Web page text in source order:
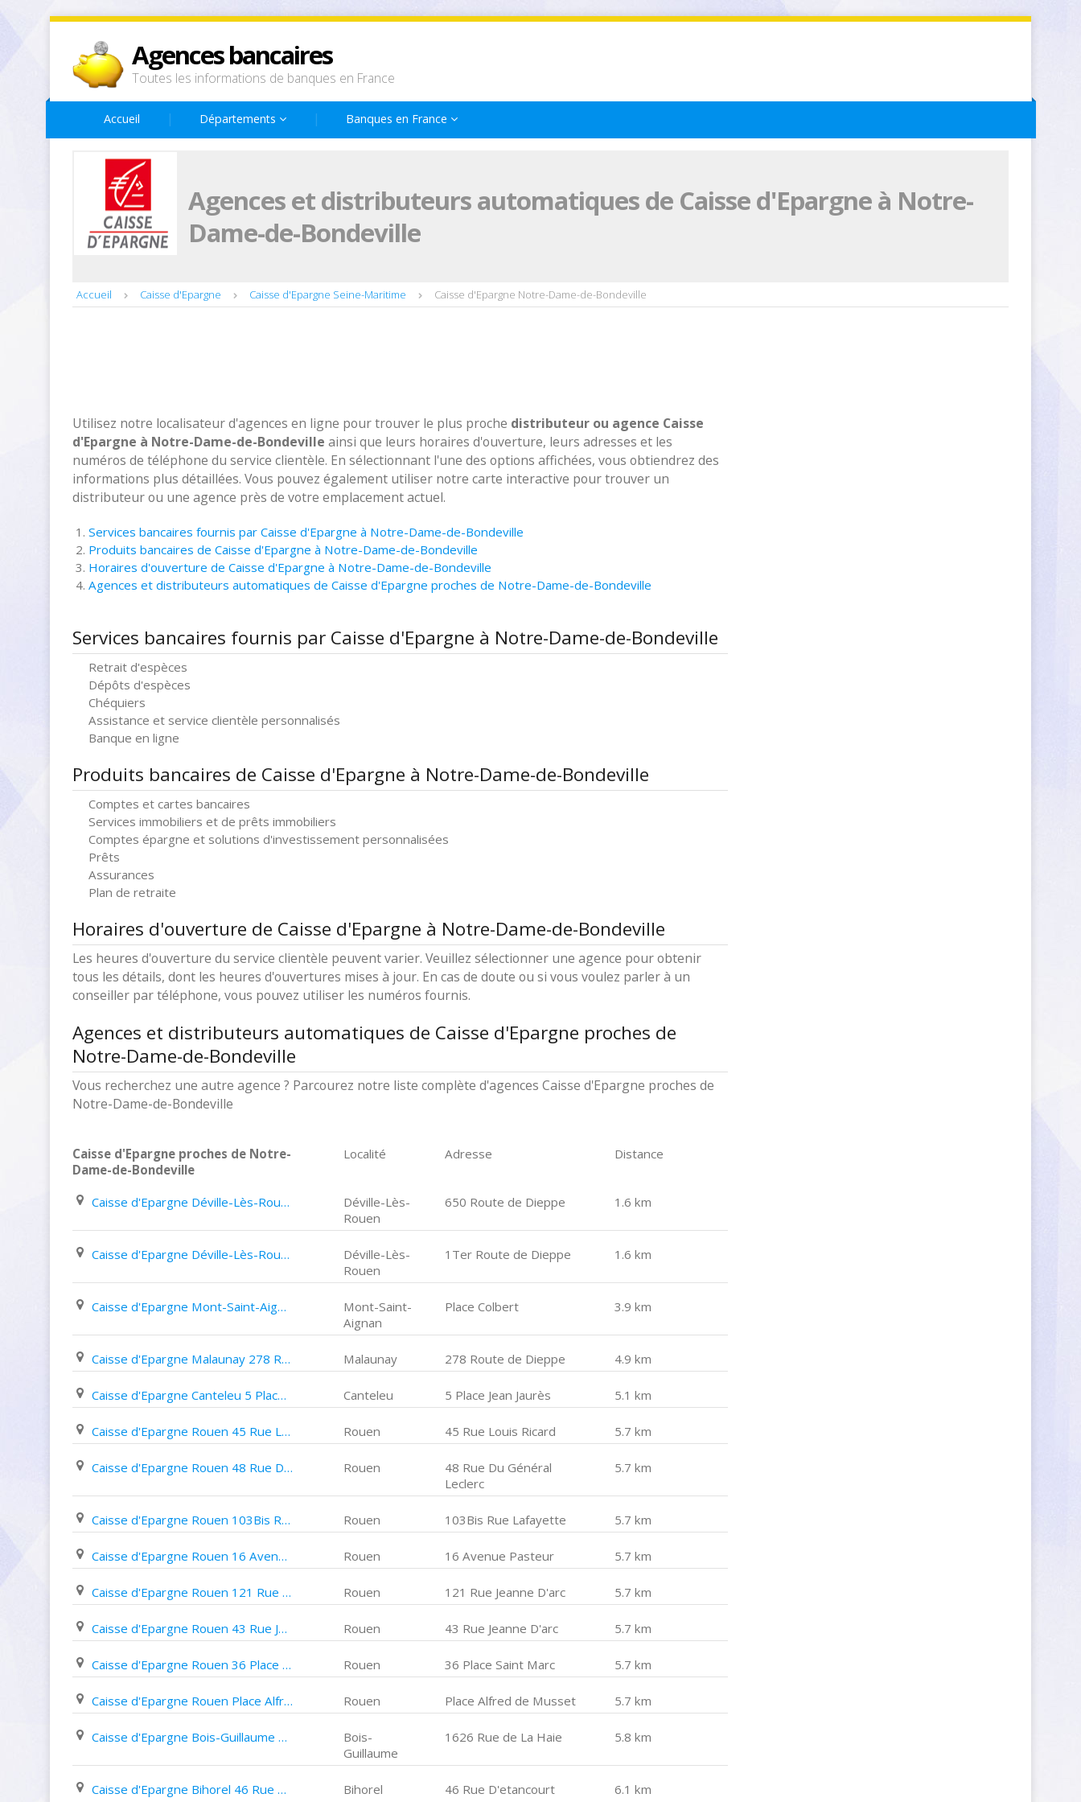
Agences bancaires
Toutes les informations de banques en France
Accueil Départements Banques en France
Agences et distributeurs automatiques de Caisse d'Epargne à Notre-
Dame-de-Bondeville
Accueil Caisse d'Epargne Caisse d'Epargne Seine-Maritime Caisse d'Epargne Notre-Dame-de-Bondeville
Utilisez notre localisateur d'agences en ligne pour trouver le plus proche distributeur ou agence Caisse
d'Epargne à Notre-Dame-de-Bondeville ainsi que leurs horaires d'ouverture, leurs adresses et les
numéros de téléphone du service clientèle. En sélectionnant l'une des options affichées, vous obtiendrez des
informations plus détaillées. Vous pouvez également utiliser notre carte interactive pour trouver un
distributeur ou une agence près de votre emplacement actuel.
Services bancaires fournis par Caisse d'Epargne à Notre-Dame-de-Bondeville
Produits bancaires de Caisse d'Epargne à Notre-Dame-de-Bondeville
Horaires d'ouverture de Caisse d'Epargne à Notre-Dame-de-Bondeville
Agences et distributeurs automatiques de Caisse d'Epargne proches de Notre-Dame-de-Bondeville
Services bancaires fournis par Caisse d'Epargne à Notre-Dame-de-Bondeville
Retrait d'espèces
Dépôts d'espèces
Chéquiers
Assistance et service clientèle personnalisés
Banque en ligne
Produits bancaires de Caisse d'Epargne à Notre-Dame-de-Bondeville
Comptes et cartes bancaires
Services immobiliers et de prêts immobiliers
Comptes épargne et solutions d'investissement personnalisées
Prêts
Assurances
Plan de retraite
Horaires d'ouverture de Caisse d'Epargne à Notre-Dame-de-Bondeville
Les heures d'ouverture du service clientèle peuvent varier. Veuillez sélectionner une agence pour obtenir
tous les détails, dont les heures d'ouvertures mises à jour. En cas de doute ou si vous voulez parler à un
conseiller par téléphone, vous pouvez utiliser les numéros fournis.
Agences et distributeurs automatiques de Caisse d'Epargne proches de
Notre-Dame-de-Bondeville
Vous recherchez une autre agence ? Parcourez notre liste complète d'agences Caisse d'Epargne proches de
Notre-Dame-de-Bondeville
Caisse d'Epargne proches de Notre-
Dame-de-Bondeville
Localité Adresse Distance
Caisse d'Epargne Déville-Lès-Rouen 650 Route de Dieppe
Déville-Lès-
Rouen
650 Route de Dieppe 1.6 km
Caisse d'Epargne Déville-Lès-Rouen 1Ter Route de Dieppe
Déville-Lès-
Rouen
1Ter Route de Dieppe 1.6 km
Caisse d'Epargne Mont-Saint-Aignan Place Colbert
Mont-Saint-
Aignan
Place Colbert 3.9 km
Caisse d'Epargne Malaunay 278 Route de Dieppe Malaunay 278 Route de Dieppe 4.9 km
Caisse d'Epargne Canteleu 5 Place Jean Jaurès Canteleu 5 Place Jean Jaurès 5.1 km
Caisse d'Epargne Rouen 45 Rue Louis Ricard Rouen 45 Rue Louis Ricard 5.7 km
Caisse d'Epargne Rouen 48 Rue Du Général Leclerc Rouen
48 Rue Du Général
Leclerc
5.7 km
Caisse d'Epargne Rouen 103Bis Rue Lafayette Rouen 103Bis Rue Lafayette 5.7 km
Caisse d'Epargne Rouen 16 Avenue Pasteur Rouen 16 Avenue Pasteur 5.7 km
Caisse d'Epargne Rouen 121 Rue Jeanne D'arc Rouen 121 Rue Jeanne D'arc 5.7 km
Caisse d'Epargne Rouen 43 Rue Jeanne D'arc Rouen 43 Rue Jeanne D'arc 5.7 km
Caisse d'Epargne Rouen 36 Place Saint Marc Rouen 36 Place Saint Marc 5.7 km
Caisse d'Epargne Rouen Place Alfred de Musset Rouen Place Alfred de Musset 5.7 km
Caisse d'Epargne Bois-Guillaume 1626 Rue de La Haie
Bois-
Guillaume
1626 Rue de La Haie 5.8 km
Caisse d'Epargne Bihorel 46 Rue D'etancourt Bihorel 46 Rue D'etancourt 6.1 km